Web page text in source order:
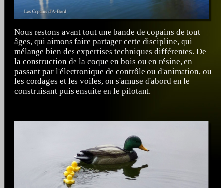
Nous restons avant tout une bande de copains de tout
âges, qui aimons faire partager cette discipline, qui
mélange bien des expertises techniques différentes. De
la construction de la coque en bois ou en résine, en
passant par l'électronique de contrôle ou d'animation, ou
les cordages et les voiles, on s'amuse d'abord en le
construisant puis ensuite en le pilotant.